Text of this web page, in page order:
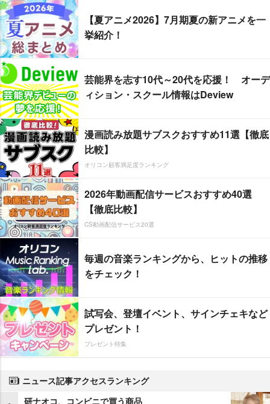
【夏アニメ2026】7月期夏の新アニメを一
挙紹介！
芸能界を志す10代～20代を応援！ オーデ
ィション・スクール情報はDeview
漫画読み放題サブスクおすすめ11選【徹底
比較】
オリコン顧客満足度ランキング
2026年動画配信サービスおすすめ40選
【徹底比較】
CS動画配信サービス20選
毎週の音楽ランキングから、ヒットの推移
をチェック！
試写会、登壇イベント、サインチェキなど
プレゼント！
プレゼント特集
ニュース記事アクセスランキング
研ナオコ、コンビニで買う商品